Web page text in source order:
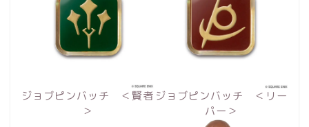
ジョブピンバッチ ＜賢者
＞
ジョブピンバッチ ＜リー
パー＞